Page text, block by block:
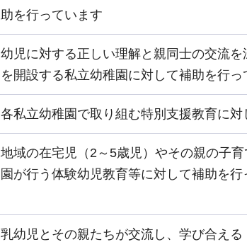
助を行っています
幼児に対する正しい理解と親同士の交流
を開設する私立幼稚園に対して補助を行っ
各私立幼稚園で取り組む特別支援教育に
地域の在宅児（2～5歳児）やその親の子
園が行う体験幼児教育等に対して補助を行
乳幼児とその親たちが交流し、学び合え